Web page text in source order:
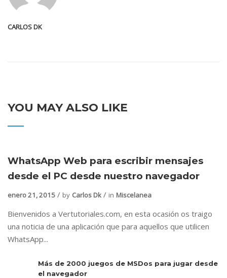
CARLOS DK
YOU MAY ALSO LIKE
WhatsApp Web para escribir mensajes
desde el PC desde nuestro navegador
enero 21, 2015 by Carlos Dk in Miscelanea
Bienvenidos a Vertutoriales.com, en esta ocasión os traigo
una noticia de una aplicación que para aquellos que utilicen
WhatsApp...
Más de 2000 juegos de MSDos para jugar desde
el navegador